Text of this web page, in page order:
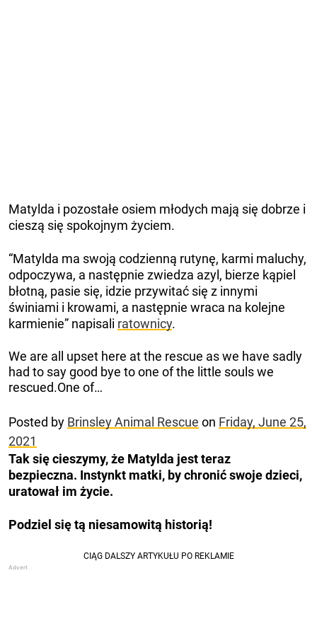
Matylda i pozostałe osiem młodych mają się dobrze i
cieszą się spokojnym życiem.
“Matylda ma swoją codzienną rutynę, karmi maluchy,
odpoczywa, a następnie zwiedza azyl, bierze kąpiel
błotną, pasie się, idzie przywitać się z innymi
świniami i krowami, a następnie wraca na kolejne
karmienie” napisali ratownicy.
We are all upset here at the rescue as we have sadly
had to say good bye to one of the little souls we
rescued.One of…
Posted by Brinsley Animal Rescue on Friday, June 25,
2021
Tak się cieszymy, że Matylda jest teraz
bezpieczna. Instynkt matki, by chronić swoje dzieci,
uratował im życie.
Podziel się tą niesamowitą historią!